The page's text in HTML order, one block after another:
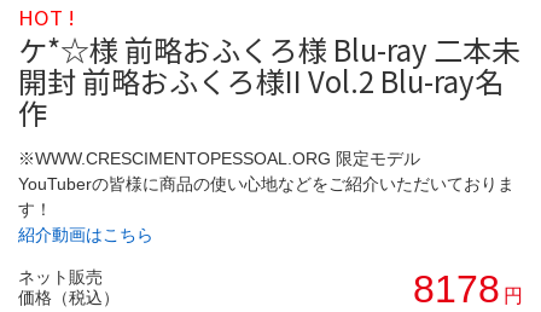
HOT !
ケ*☆様 前略おふくろ様 Blu-ray 二本未
開封 前略おふくろ様II Vol.2 Blu-ray名
作
※WWW.CRESCIMENTOPESSOAL.ORG 限定モデル
YouTuberの皆様に商品の使い心地などをご紹介いただいておりま
す！
紹介動画はこちら
ネット販売
価格（税込）
8178 円